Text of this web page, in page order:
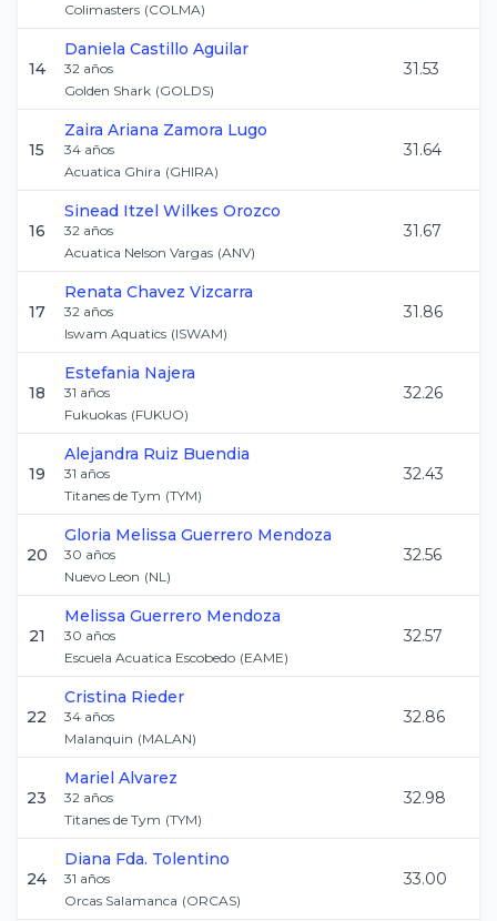
Colimasters (COLMA)
14
Daniela Castillo Aguilar
32 años
Golden Shark (GOLDS)
31.53
15
Zaira Ariana Zamora Lugo
34 años
Acuatica Ghira (GHIRA)
31.64
16
Sinead Itzel Wilkes Orozco
32 años
Acuatica Nelson Vargas (ANV)
31.67
17
Renata Chavez Vizcarra
32 años
Iswam Aquatics (ISWAM)
31.86
18
Estefania Najera
31 años
Fukuokas (FUKUO)
32.26
19
Alejandra Ruiz Buendia
31 años
Titanes de Tym (TYM)
32.43
20
Gloria Melissa Guerrero Mendoza
30 años
Nuevo Leon (NL)
32.56
21
Melissa Guerrero Mendoza
30 años
Escuela Acuatica Escobedo (EAME)
32.57
22
Cristina Rieder
34 años
Malanquin (MALAN)
32.86
23
Mariel Alvarez
32 años
Titanes de Tym (TYM)
32.98
24
Diana Fda. Tolentino
31 años
Orcas Salamanca (ORCAS)
33.00